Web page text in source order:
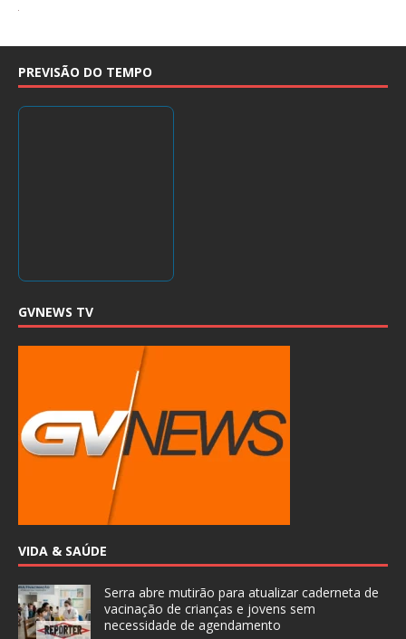
PREVISÃO DO TEMPO
GVNEWS TV
VIDA & SAÚDE
Serra abre mutirão para atualizar caderneta de
vacinação de crianças e jovens sem
necessidade de agendamento